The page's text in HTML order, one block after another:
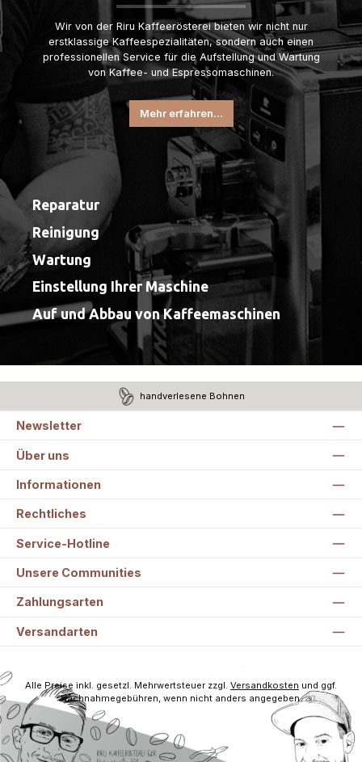
Wir von der Riru Kaffeerösterei bieten wir nicht nur
erstklassige Kaffeespezialitäten, sondern auch einen
professionellen Service für die Aufstellung und Wartung
von Kaffee- und Espressomaschinen.
Mehr erfahren...
Reparatur
Reinigung
Wartung
Einstellung Ihrer Maschine
Auf und Abbau von Kaffeemaschinen
handverlesene Bohnen
Newsletter
Über uns
Informationen
Rechtliches
Service-Hotline
Unsere Communities
Zahlungsarten
Versandarten
Alle Preise inkl. gesetzl. Mehrwertsteuer zzgl. Versandkosten und ggf.
Nachnahmegebühren, wenn nicht anders angegeben.